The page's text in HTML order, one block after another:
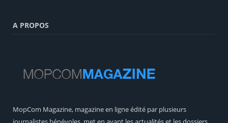
A PROPOS
MopCom Magazine, magazine en ligne édité par plusieurs